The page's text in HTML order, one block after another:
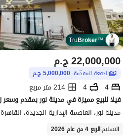
TruBroker™
ج.م22,000,000
الدفعة المقدّمة: 5,000,000 ج.م
4
4
214 متر مربع
مدينة نور، العاصمة الإدارية الجديدة، القاهرة
التسليم:الربع 4 من عام 2026